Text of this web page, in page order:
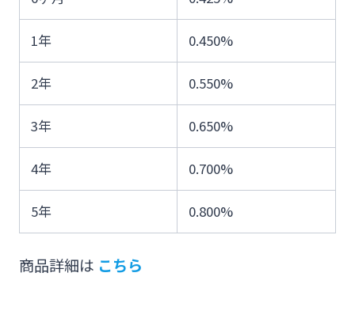
1年 0.450%
2年 0.550%
3年 0.650%
4年 0.700%
5年 0.800%
商品詳細は こちら